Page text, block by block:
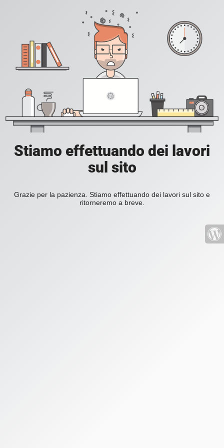
Stiamo effettuando dei lavori
sul sito
Grazie per la pazienza. Stiamo effettuando dei lavori sul sito e
ritorneremo a breve.